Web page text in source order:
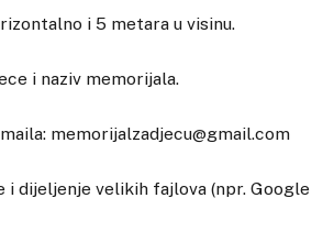
i 5 metara u visinu.
i naziv memorijala.
memorijalzadjecu@gmail.com
dijeljenje velikih fajlova (npr. Google